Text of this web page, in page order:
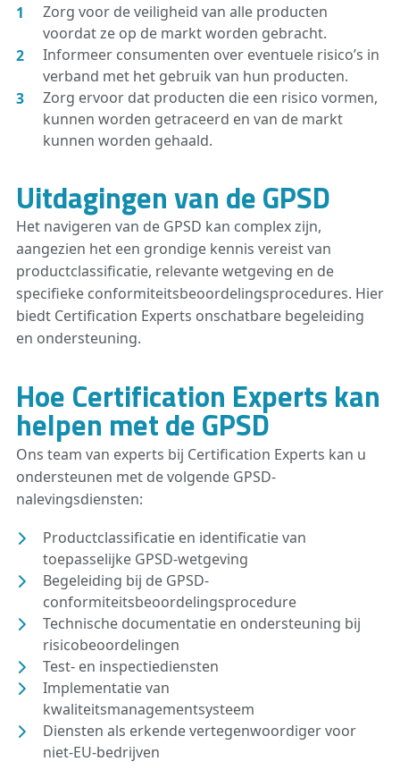
Zorg voor de veiligheid van alle producten
voordat ze op de markt worden gebracht.
Informeer consumenten over eventuele risico’s in
verband met het gebruik van hun producten.
Zorg ervoor dat producten die een risico vormen,
kunnen worden getraceerd en van de markt
kunnen worden gehaald.
Uitdagingen van de GPSD
Het navigeren van de GPSD kan complex zijn,
aangezien het een grondige kennis vereist van
productclassificatie, relevante wetgeving en de
specifieke conformiteitsbeoordelingsprocedures. Hier
biedt Certification Experts onschatbare begeleiding
en ondersteuning.
Hoe Certification Experts kan
helpen met de GPSD
Ons team van experts bij Certification Experts kan u
ondersteunen met de volgende GPSD-
nalevingsdiensten:
Productclassificatie en identificatie van
toepasselijke GPSD-wetgeving
Begeleiding bij de GPSD-
conformiteitsbeoordelingsprocedure
Technische documentatie en ondersteuning bij
risicobeoordelingen
Test- en inspectiediensten
Implementatie van
kwaliteitsmanagementsysteem
Diensten als erkende vertegenwoordiger voor
niet-EU-bedrijven